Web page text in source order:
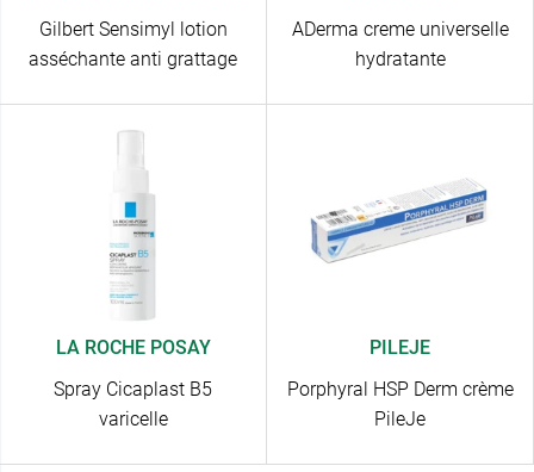
Gilbert Sensimyl lotion
asséchante anti grattage
ADerma creme universelle
hydratante
LA ROCHE POSAY
Spray Cicaplast B5
varicelle
PILEJE
Porphyral HSP Derm crème
PileJe